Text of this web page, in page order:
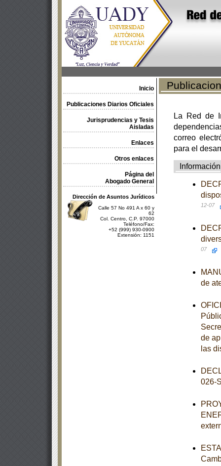
Inicio
Publicaciones Diarios Oficiales
Jurisprudencias y Tesis
Aisladas
Enlaces
Otros enlaces
Página del
Abogado General
Dirección de Asuntos Jurídicos
Calle 57 No 491 A x 60 y
62
Col. Centro, C.P. 97000
Teléfono/Fax:
+52 (999) 930-0900
Extensión: 1151
La Red de
correo
para el
Información
12-07
07
de
de
las
026-